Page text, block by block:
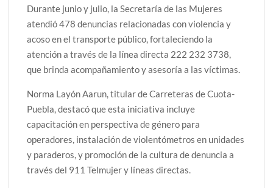
Durante junio y julio, la Secretaría de las Mujeres
atendió 478 denuncias relacionadas con violencia y
acoso en el transporte público, fortaleciendo la
atención a través de la línea directa 222 232 3738,
que brinda acompañamiento y asesoría a las víctimas.
Norma Layón Aarun, titular de Carreteras de Cuota-
Puebla, destacó que esta iniciativa incluye
capacitación en perspectiva de género para
operadores, instalación de violentómetros en unidades
y paraderos, y promoción de la cultura de denuncia a
través del 911 Telmujer y líneas directas.